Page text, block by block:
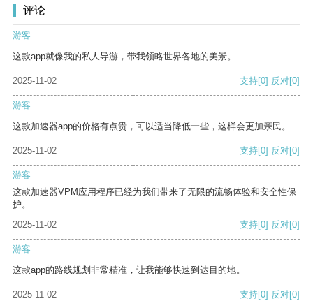
评论
游客
这款app就像我的私人导游，带我领略世界各地的美景。
2025-11-02 支持[0] 反对[0]
游客
这款加速器app的价格有点贵，可以适当降低一些，这样会更加亲民。
2025-11-02 支持[0] 反对[0]
游客
这款加速器VPM应用程序已经为我们带来了无限的流畅体验和安全性保
护。
2025-11-02
支持[0] 反对[0]
游客
这款app的路线规划非常精准，让我能够快速到达目的地。
2025-11-02 支持[0] 反对[0]